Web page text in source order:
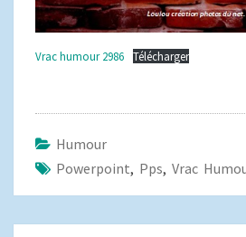
Vrac humour 2986 Télécharger
Humour
Powerpoint, Pps, Vrac